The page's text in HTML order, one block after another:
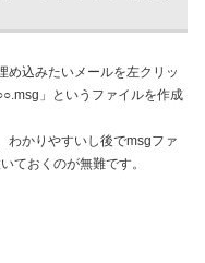
め込みたいメールを左クリッ
」というファイルを作成
わかりやすいし後でmsgファ
ておくのが無難です。